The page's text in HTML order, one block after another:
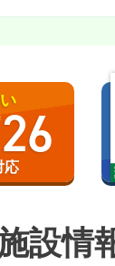
応
設情